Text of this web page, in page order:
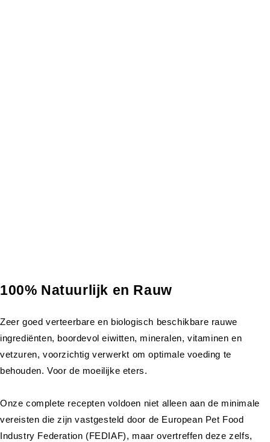
100% Natuurlijk en Rauw
Zeer goed verteerbare en biologisch beschikbare rauwe
ingrediënten, boordevol eiwitten, mineralen, vitaminen en
vetzuren, voorzichtig verwerkt om optimale voeding te
behouden. Voor de moeilijke eters.
Onze complete recepten voldoen niet alleen aan de minimale
vereisten die zijn vastgesteld door de European Pet Food
Industry Federation (FEDIAF), maar overtreffen deze zelfs,